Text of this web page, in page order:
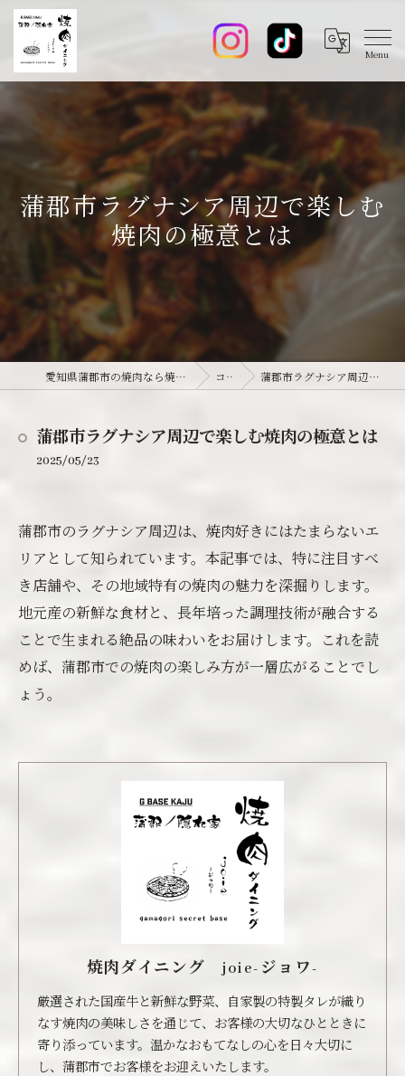
蒲郡市ラグナシア周辺で楽しむ
焼肉の極意とは
愛知県蒲郡市の焼肉なら焼肉ダイニング joie-ジョワ- コラム 蒲郡市ラグナシア周辺で楽しむ焼肉の極意とは
蒲郡市ラグナシア周辺で楽しむ焼肉の極意とは
2025/05/23
蒲郡市のラグナシア周辺は、焼肉好きにはたまらないエ
リアとして知られています。本記事では、特に注目すべ
き店舗や、その地域特有の焼肉の魅力を深掘りします。
地元産の新鮮な食材と、長年培った調理技術が融合する
ことで生まれる絶品の味わいをお届けします。これを読
めば、蒲郡市での焼肉の楽しみ方が一層広がることでし
ょう。
焼肉ダイニング joie-ジョワ-
厳選された国産牛と新鮮な野菜、自家製の特製タレが織り
なす焼肉の美味しさを通じて、お客様の大切なひとときに
寄り添っています。温かなおもてなしの心を日々大切に
し、蒲郡市でお客様をお迎えいたします。